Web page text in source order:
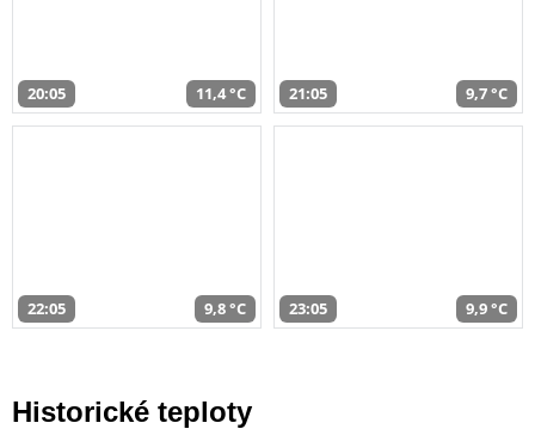
20:05 11,4 °C 21:05 9,7 °C
22:05 9,8 °C 23:05 9,9 °C
Historické teploty